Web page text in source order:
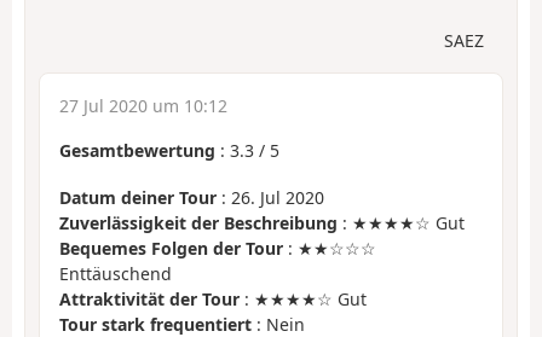
SAEZ
27 Jul 2020 um 10:12
Gesamtbewertung : 3.3 / 5
Datum deiner Tour : 26. Jul 2020
Zuverlässigkeit der Beschreibung : ★★★★☆ Gut
Bequemes Folgen der Tour : ★★☆☆☆
Enttäuschend
Attraktivität der Tour : ★★★★☆ Gut
Tour stark frequentiert : Nein